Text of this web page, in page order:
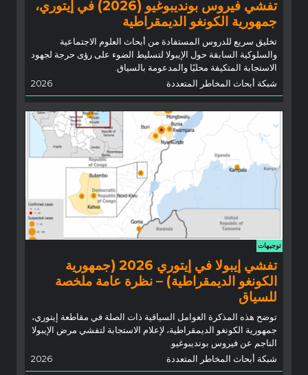
تفشي فيروس بونديبوغيو (2026) في إيتوري،
جمهورية الكونغو الديمقراطية
تخليق سريع للدروس المستفادة من أبحاث العلوم الاجتماعية
والسلوكية السابقة حول الإيبولا لتسليط الضوء على رؤى حرجة لجهود
الاستجابة المتكيفة محليًا والمدعومة بالسياق.
شبكة أبحاث المخاطر المتعددة
2026
توجيهات
تفشي إيبولا في إيتوري 2026 (جمهورية
الكونغو الديمقراطية) – نظرة عامة ملخصة
للسياق
توضح هذه المذكرة العوامل السياقية ذات الصلة في مقاطعة إيتوري،
جمهورية الكونغو الديمقراطية، لإعلام الاستجابة لتفشي مرض الإيبولا
الناجم عن فيروس بونديبوغيو.
شبكة أبحاث المخاطر المتعددة
2026